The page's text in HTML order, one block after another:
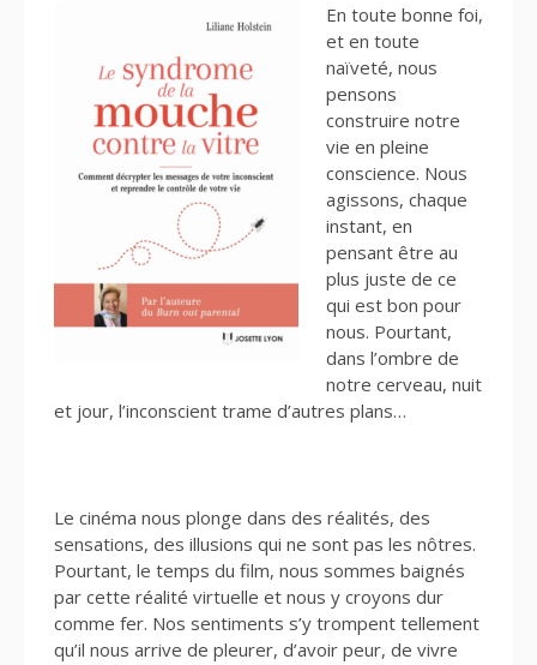
En toute bonne foi,
et en toute
naïveté, nous
pensons
construire notre
vie en pleine
conscience. Nous
agissons, chaque
instant, en
pensant être au
plus juste de ce
qui est bon pour
nous. Pourtant,
dans l’ombre de
notre cerveau, nuit
et jour, l’inconscient trame d’autres plans…
Le cinéma nous plonge dans des réalités, des
sensations, des illusions qui ne sont pas les nôtres.
Pourtant, le temps du film, nous sommes baignés
par cette réalité virtuelle et nous y croyons dur
comme fer. Nos sentiments s’y trompent tellement
qu’il nous arrive de pleurer, d’avoir peur, de vivre